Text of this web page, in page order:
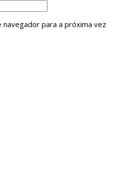
navegador para a próxima vez